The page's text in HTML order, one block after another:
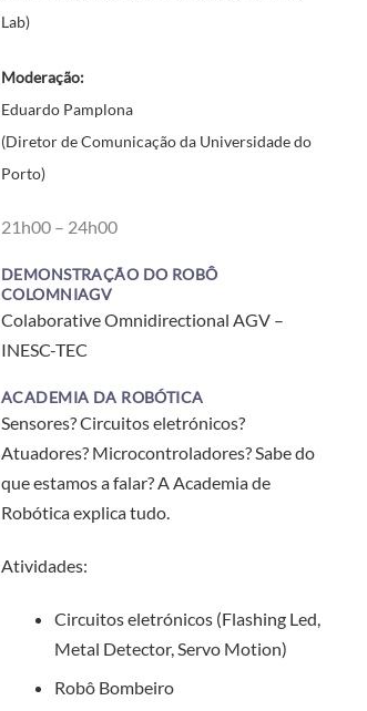
Lab)
Moderação:
Eduardo Pamplona
(Diretor de Comunicação da Universidade do
Porto)
21h00 – 24h00
DEMONSTRAÇÃO DO ROBÔ
COLOMNIAGV
Colaborative Omnidirectional AGV –
INESC-TEC
ACADEMIA DA ROBÓTICA
Sensores? Circuitos eletrónicos?
Atuadores? Microcontroladores? Sabe do
que estamos a falar? A Academia de
Robótica explica tudo.
Atividades:
Circuitos eletrónicos (Flashing Led,
Metal Detector, Servo Motion)
Robô Bombeiro